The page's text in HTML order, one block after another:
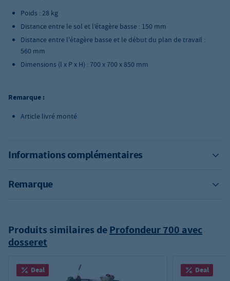
Poids : 28 kg
Distance entre le sol et l’étagère basse : 150 mm
Distance entre l'étagère basse et le début du plan de travail :
560 mm
Dimensions (l x P x H) : 700 x 700 x 850 mm
Remarque :
Article livré monté
Informations complémentaires
Remarque
Produits similaires deProfondeur 700 avec
dosseret
Deal Deal